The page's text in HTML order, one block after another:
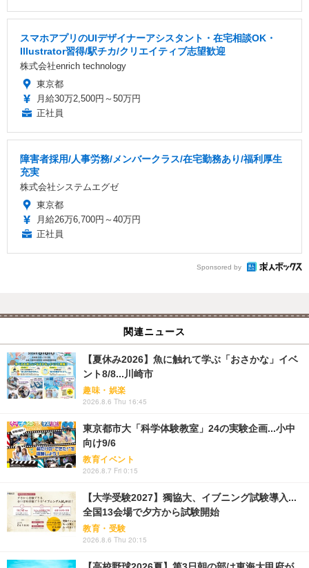
スマホアプリのUIデザイナーアシスタント・在宅相談OK・
Illustrator習得/駅チカ/クリエイティブ志望歓迎
株式会社enrich technology
東京都
月給30万2,500円～50万円
正社員
障害者採用/人事労務/メンバークラス/在宅勤務あり/福利厚生
充実
株式会社システムエグゼ
東京都
月給26万6,700円～40万円
正社員
Sponsored by
関連ニュース
【夏休み2026】魚に触れて学ぶ「おさかな」イベ
ント8/8...川崎市
趣味・娯楽
2026.8.6 Thu 16:45
東京都市大「科学体験教室」24の実験企画...小中
向け9/6
教育イベント
2026.8.7 Fri 0:15
【大学受験2027】獨協大、イブニング試験導入...
全国13会場で夕方から試験開始
教育・受験
2026.8.6 Thu 20:15